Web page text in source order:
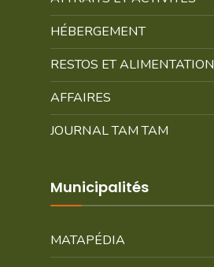
HÉBERGEMENT
RESTOS ET ALIMENTATION
AFFAIRES
JOURNAL TAM TAM
Municipalités
MATAPÉDIA